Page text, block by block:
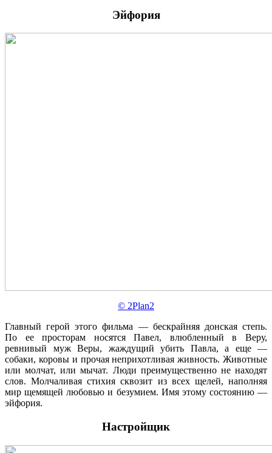
Эйфория
© 2Plan2
Главный герой этого фильма — бескрайняя донская степь.
По ее просторам носятся Павел, влюбленный в Веру,
ревнивый муж Веры, жаждущий убить Павла, а еще —
собаки, коровы и прочая неприхотливая живность. Животные
или молчат, или мычат. Люди преимущественно не находят
слов. Молчаливая стихия сквозит из всех щелей, наполняя
мир щемящей любовью и безумием. Имя этому состоянию —
эйфория.
Настройщик